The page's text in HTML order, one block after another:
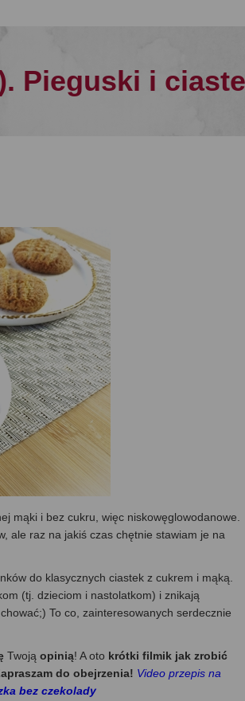
Pieguski i
mąki i bez cukru, więc niskowęglowodanowe.
ale raz na jakiś czas chętnie stawiam je na
do klasycznych ciastek z cukrem i mąką.
(tj. dzieciom i nastolatkom) i znikają
To co, zainteresowanych serdecznie
Twoją opinią! A oto krótki filmik jak zrobić
do obejrzenia! Video przepis na
bez czekolady